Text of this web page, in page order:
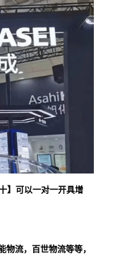
】可以一对一开具增
流，百世物流等等，